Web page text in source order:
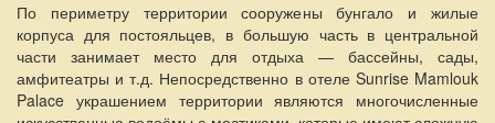
По периметру территории сооружены бунгало и жилые
корпуса для постояльцев, в большую часть в центральной
части занимает место для отдыха — бассейны, сады,
амфитеатры и т.д. Непосредственно в отеле Sunrise Mamlouk
Palace украшением территории являются многочисленные